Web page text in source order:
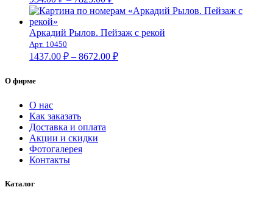
цен:
–
Аркадий Рылов. Пейзаж с рекой
Арт. 10450
1437.00 ₽ – 8672.00 ₽Диапазон
О фирме
О нас
Как заказать
Доставка и оплата
Акции и скидки
Фотогалерея
Контакты
Каталог